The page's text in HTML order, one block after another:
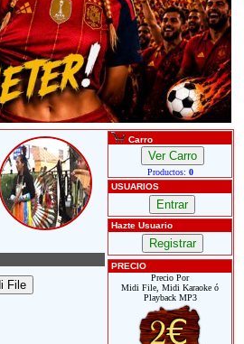
Carro
Productos: 0
USUARIOS
Hazte Usuario
PRECIO
Precio Por
Midi File, Midi Karaoke ó
Playback MP3